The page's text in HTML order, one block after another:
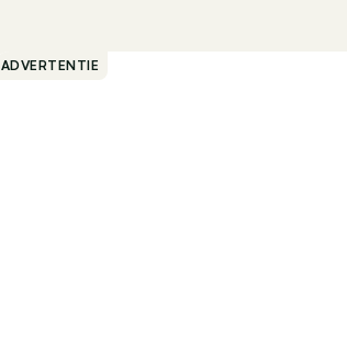
ADVERTENTIE